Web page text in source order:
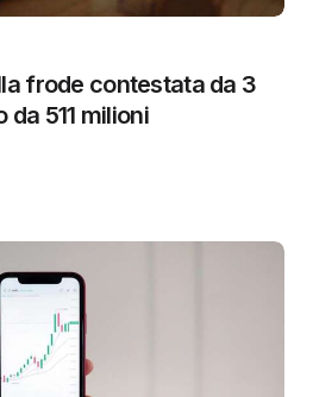
frode contestata da 3
da 511 milioni